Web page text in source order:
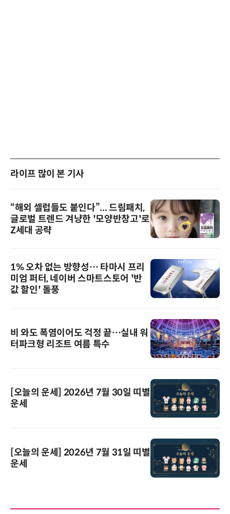
라이프 많이 본 기사
“해외 셀럽들도 붙인다”... 드림패치,
글로벌 트렌드 겨냥한 '모양반창고'로
Z세대 공략
1% 오차 없는 방향성… 타마시 프리
미엄 퍼터, 네이버 스마트스토어 '반
값 할인' 돌풍
비 와도 폭염이어도 걱정 끝…실내 워
터파크형 리조트 여름 특수
[오늘의 운세] 2026년 7월 30일 띠별
운세
[오늘의 운세] 2026년 7월 31일 띠별
운세